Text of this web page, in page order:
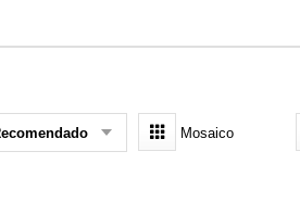
Mosaico